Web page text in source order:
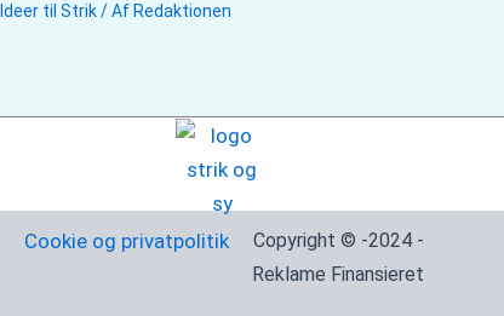
Ideer til Strik/ Af Redaktionen
Cookie og privatpolitik
Copyright © -2024 -
Reklame Finansieret